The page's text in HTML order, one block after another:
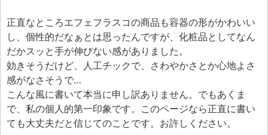
正直なところエフェフラスコの商品も容器の形がかわいい
し、個性的だなぁとは思ったんですが、化粧品としてなん
だかスッと手が伸びない感がありました。
効きそうだけど、人工チックで、さわやかさとか心地よさ
感がなさそうで…
こんな風に書いて本当に申し訳ありません。でもあくま
で、私の個人的第一印象です。このページなら正直に書い
ても大丈夫だと信じてのことです。お許しください。